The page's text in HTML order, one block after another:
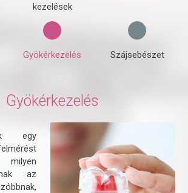
kezelések
Gyökérkezelés Szájsebészet
Gyökérkezelés
egy
az